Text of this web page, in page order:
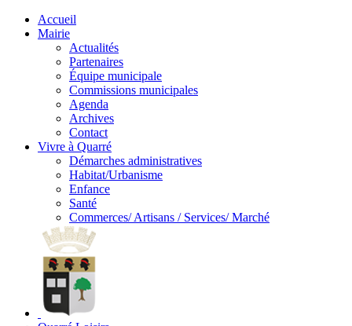
Accueil
Mairie
Actualités
Partenaires
Équipe municipale
Commissions municipales
Agenda
Archives
Contact
Vivre à Quarré
Démarches administratives
Habitat/Urbanisme
Enfance
Santé
Commerces/ Artisans / Services/ Marché